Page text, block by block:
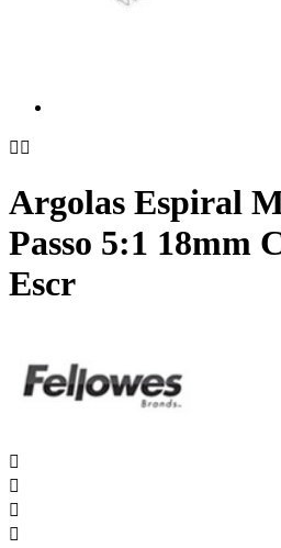
 
Argolas Espiral
Passo 5:1 18mm
Escr



